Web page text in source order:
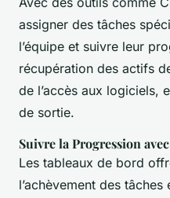
assigner des tâches
l’équipe et suivre leur
récupération des actifs
de l’accès aux logiciels,
de sortie.
Suivre la Progression
Les tableaux de bord
l’achèvement des